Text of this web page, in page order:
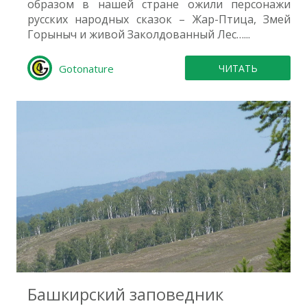
образом в нашей стране ожили персонажи
русских народных сказок – Жар-Птица, Змей
Горыныч и живой Заколдованный Лес…...
Gotonature ЧИТАТЬ
1
Башкирский заповедник